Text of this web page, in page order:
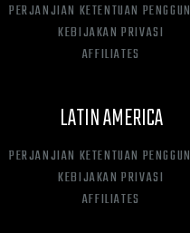
PERJANJIAN KETENTUAN
KEBIJAKAN PRIVASI
AFFILIATES
LATIN AMERICA
PERJANJIAN KETENTUAN
KEBIJAKAN PRIVASI
AFFILIATES